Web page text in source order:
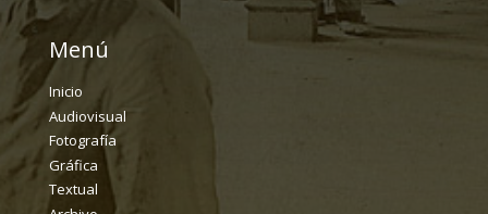
Menú
Inicio
Audiovisual
Fotografía
Gráfica
Textual